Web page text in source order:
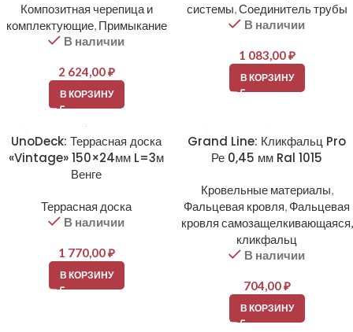
Композитная черепица и
комплектующие, Примыкание
В наличии
2 624,00₽
В КОРЗИНУ
системы,Соединитель трубы
В наличии
1 083,00₽
В КОРЗИНУ
UnoDeck: Террасная доска
«Vintage» 150×24мм L=3м
Венге
Террасная доска
В наличии
1 770,00₽
В КОРЗИНУ
Grand Line: Кликфальц Pro
Ре 0,45 мм Ral 1015
Кровельные материалы,
Фальцевая кровля, Фальцевая
кровля самозащелкивающаяся,
кликфальц
В наличии
704,00₽
В КОРЗИНУ